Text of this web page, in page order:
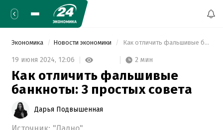
Экономика Новости экономики Как отличить фальшивые банкноты: 3 простых совета
19 июня 2024, 12:06 2 мин
Как отличить фальшивые
банкноты: 3 простых совета
Дарья Подвышенная
Источник: "Ладно".